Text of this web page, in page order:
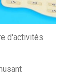
d'activités